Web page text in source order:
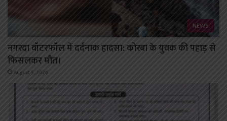
NEWS
नगरदा वॉटरफॉल में दर्दनाक हादसा: कोरबा के युवक की पहाड़ से
फिसलकर मौत।
August 5, 2026